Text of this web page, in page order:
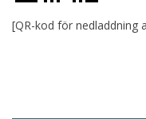
[QR-kod för nedladdning